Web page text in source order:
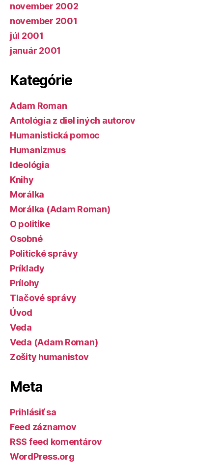
november 2002
november 2001
júl 2001
január 2001
Kategórie
Adam Roman
Antológia z diel iných autorov
Humanistická pomoc
Humanizmus
Ideológia
Knihy
Morálka
Morálka (Adam Roman)
O politike
Osobné
Politické správy
Príklady
Prílohy
Tlačové správy
Úvod
Veda
Veda (Adam Roman)
Zošity humanistov
Meta
Prihlásiť sa
Feed záznamov
RSS feed komentárov
WordPress.org